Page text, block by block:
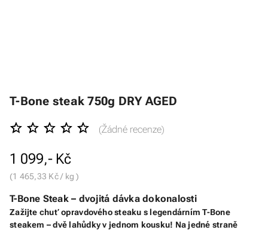
T-Bone steak 750g DRY AGED
(Žádné recenze)
1 099,- Kč
(1 465,33 Kč / kg )
T-Bone Steak – dvojitá dávka dokonalosti
Zažijte chuť opravdového steaku s legendárním T-Bone
steakem – dvě lahůdky v jednom kousku! Na jedné straně